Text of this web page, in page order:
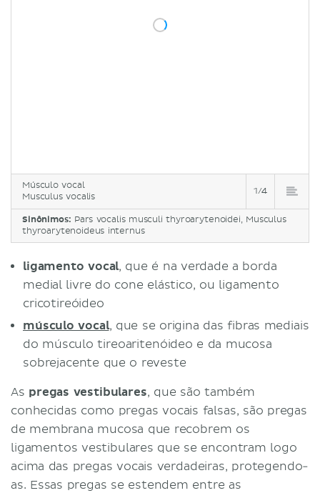
Músculo vocal
Musculus vocalis
1/4
Sinônimos: Pars vocalis musculi thyroarytenoidei, Musculus
thyroarytenoideus internus
ligamento vocal, que é na verdade a borda
medial livre do cone elástico, ou ligamento
cricotireóideo
músculo vocal, que se origina das fibras mediais
do músculo tireoaritenóideo e da mucosa
sobrejacente que o reveste
As pregas vestibulares, que são também
conhecidas como pregas vocais falsas, são pregas
de membrana mucosa que recobrem os
ligamentos vestibulares que se encontram logo
acima das pregas vocais verdadeiras, protegendo-
as. Essas pregas se estendem entre as